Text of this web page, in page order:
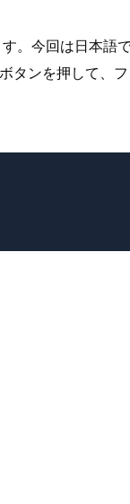
。今回は日本
ンを押して、フ